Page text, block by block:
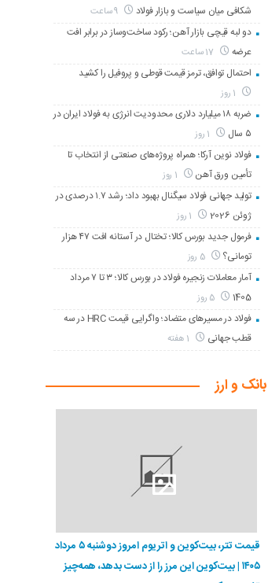
شکافی میان سیاست و بازار فولاد
دو لبه قیچی بازار آهن؛ رکود ساخت‌وساز در برابر افت
عرضه
احتمال توافق، ترمز قیمت قوطی و پروفیل را کشید
ضربه ۱۸ میلیارد دلاری محدودیت انرژی به فولاد ایران در
۵ سال
فولاد نوین آرکا؛ همراه پروژه‌های صنعتی از انتخاب تا
تأمین ورق آهن
تولید جهانی فولاد سیگنال بهبود داد؛ رشد ۱.۷ درصدی در
ژوئن 2026
فرمول جدید بورس کالا؛ تختال در آستانه افت ۴۷ هزار
تومانی؟
5 روز
آمار معاملات زنجیره فولاد در بورس کالا؛ ۳ تا ۷ مرداد
1405
فولاد در مسیرهای متضاد؛ واگرایی قیمت HRC در سه
قطب جهانی
بانک و ارز
قیمت تتر، بیت‌کوین و اتریوم امروز دوشنبه ۵ مرداد
۱۴۰۵ | بیت‌کوین این مرز را از دست بدهد، همه‌چیز